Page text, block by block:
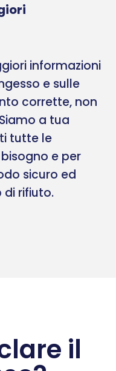
informazioni
e sulle
corrette, non
a tua
tutte le
e per
sicuro ed
rifiuto.
il